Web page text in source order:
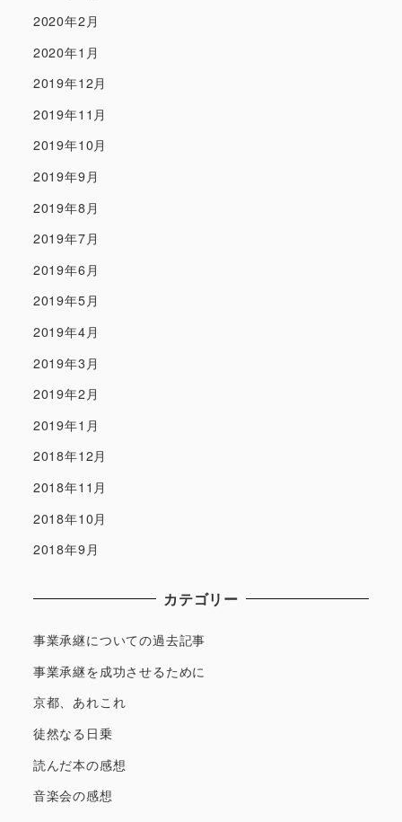
2020年2月
2020年1月
2019年12月
2019年11月
2019年10月
2019年9月
2019年8月
2019年7月
2019年6月
2019年5月
2019年4月
2019年3月
2019年2月
2019年1月
2018年12月
2018年11月
2018年10月
2018年9月
カテゴリー
事業承継についての過去記事
事業承継を成功させるために
京都、あれこれ
徒然なる日乗
読んだ本の感想
音楽会の感想